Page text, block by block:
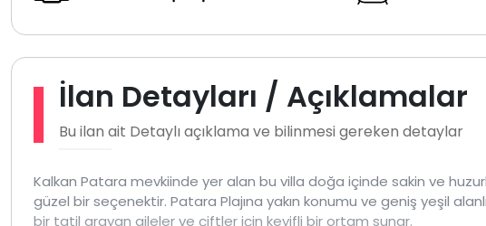
İlan Detayları / Açıklamalar
Bu ilan ait Detaylı açıklama ve bilinmesi gereken detaylar
Kalkan Patara mevkiinde yer alan bu villa doğa içinde sakin ve
güzel bir seçenektir. Patara Plajına yakın konumu ve geniş yeşil
bir tatil arayan aileler ve çiftler için keyifli bir ortam sunar.